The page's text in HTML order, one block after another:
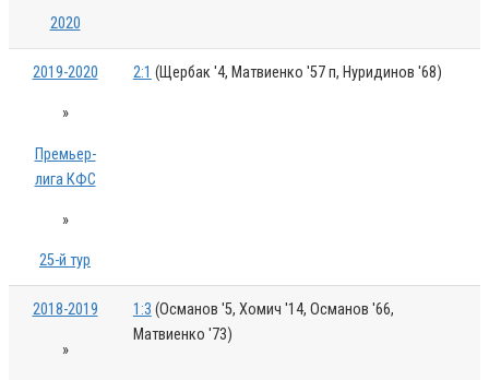
2020
2019-2020
»
Премьер-
лига КФС
»
25-й тур
2:1 (Щербак '4, Матвиенко '57 п, Нуридинов '68)
2018-2019
»
1:3 (Османов '5, Хомич '14, Османов '66,
Матвиенко '73)